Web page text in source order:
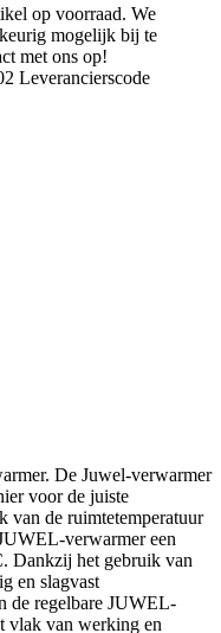
op voorraad. We
mogelijk bij te
met ons op!
Leverancierscode
De Juwel-verwarmer
voor de juiste
van de ruimtetemperatuur
verwarmer een
Dankzij het gebruik van
en slagvast
de regelbare JUWEL-
vlak van werking en